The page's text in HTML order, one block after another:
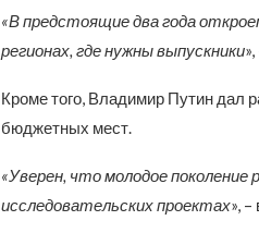
«В предстоящие два года
регионах, где нужны выпускники
Кроме того, Владимир Путин дал
бюджетных мест.
«Уверен, что молодое поколение
исследовательских проектах»,